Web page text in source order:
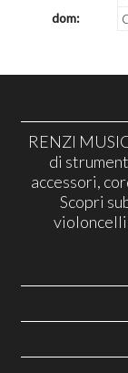
dom:
RENZI
di
accessori,
Scopri